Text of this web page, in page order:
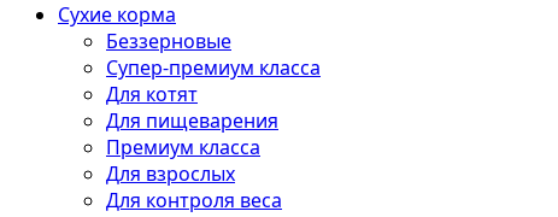
Сухие корма
Беззерновые
Супер-премиум класса
Для котят
Для пищеварения
Премиум класса
Для взрослых
Для контроля веса